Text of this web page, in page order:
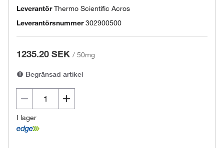
LeverantörThermo Scientific Acros
Leverantörsnummer 302900500
1235.20 SEK / 50mg
Begränsad artikel
I lager